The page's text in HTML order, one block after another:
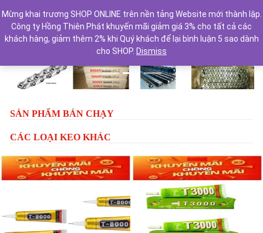
Previous Next
SẢN PHẨM BÁN CHẠY
CÁC LOẠI KEO KHÁC
Mừng khai trương SHOP ONLINE trên nền tảng Website mới thành lập.
Công ty Hồng Thiên Phát khuyến mãi giảm giá 3% cho tất cả các
khách hàng, giảm thêm 2% khi Quý khách để lại bình luận 5 sao dành
cho SHOP. Dismiss